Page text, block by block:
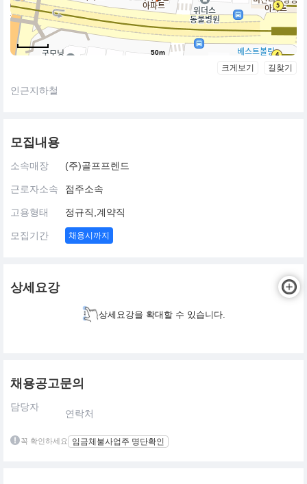
50m
크게보기 길찾기
인근지하철
모집내용
소속매장 (주)골프프렌드
근로자소속 점주소속
고용형태 정규직,계약직
모집기간 채용시까지
상세요강
상세요강을 확대할 수 있습니다.
채용공고문의
담당자
연락처
꼭 확인하세요 임금체불사업주 명단확인